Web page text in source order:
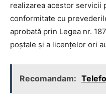
realizarea acestor servicii
conformitate cu
aprobată prin Legea nr.
poştale şi a licenţelor ori
Recomandam: